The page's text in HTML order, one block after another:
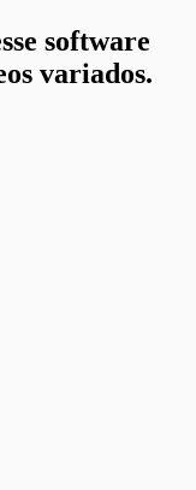
software
variados.